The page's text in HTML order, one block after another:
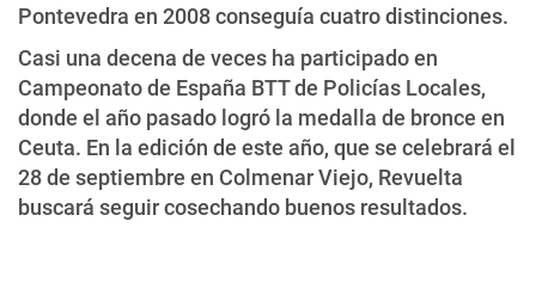
Pontevedra en 2008 conseguía cuatro distinciones.
Casi una decena de veces ha participado en
Campeonato de España BTT de Policías Locales,
donde el año pasado logró la medalla de bronce en
Ceuta. En la edición de este año, que se celebrará el
28 de septiembre en Colmenar Viejo, Revuelta
buscará seguir cosechando buenos resultados.